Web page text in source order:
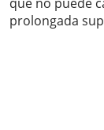
prolongada